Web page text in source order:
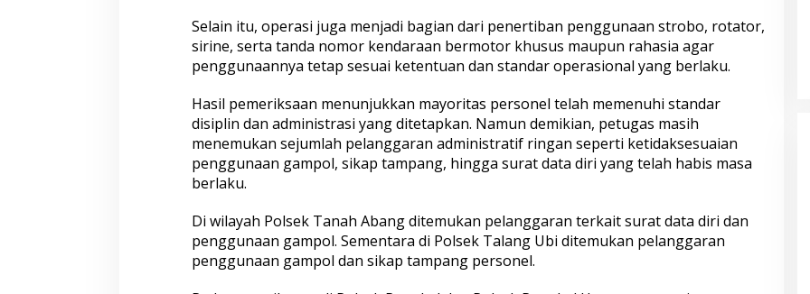
Selain itu, operasi juga menjadi bagian dari penertiban penggunaan strobo, rotator,
sirine, serta tanda nomor kendaraan bermotor khusus maupun rahasia agar
penggunaannya tetap sesuai ketentuan dan standar operasional yang berlaku.
Hasil pemeriksaan menunjukkan mayoritas personel telah memenuhi standar
disiplin dan administrasi yang ditetapkan. Namun demikian, petugas masih
menemukan sejumlah pelanggaran administratif ringan seperti ketidaksesuaian
penggunaan gampol, sikap tampang, hingga surat data diri yang telah habis masa
berlaku.
Di wilayah Polsek Tanah Abang ditemukan pelanggaran terkait surat data diri dan
penggunaan gampol. Sementara di Polsek Talang Ubi ditemukan pelanggaran
penggunaan gampol dan sikap tampang personel.
Polresta Pati Beri Bantuan Air
Bersih kepada Masyarakat yang
Tak Perlu Ragu Mengurus STNK!
Samsat Semarang 2 Hadir dengan
Pelayanan Ramah dan
Pendampingan Humanis
Pelaku Tawuran Bersajam di
Mangkang Mayoritas Dibawah
Umur, Polda Jateng Himbau Orang
Tua Perkuat Pengawasan Aktifitas
Anak di Malam Hari